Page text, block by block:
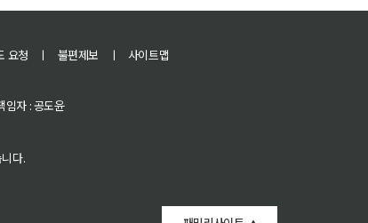
요청 ㅣ 불편제보 ㅣ
사이트맵
임자 : 공도윤
다.